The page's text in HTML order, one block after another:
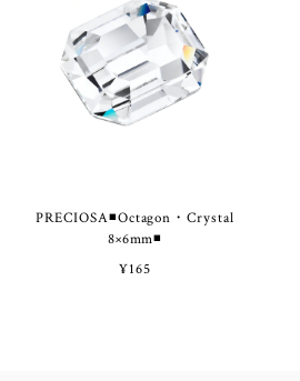
PRECIOSA◾Octagon・Crystal
8×6mm◾
¥165